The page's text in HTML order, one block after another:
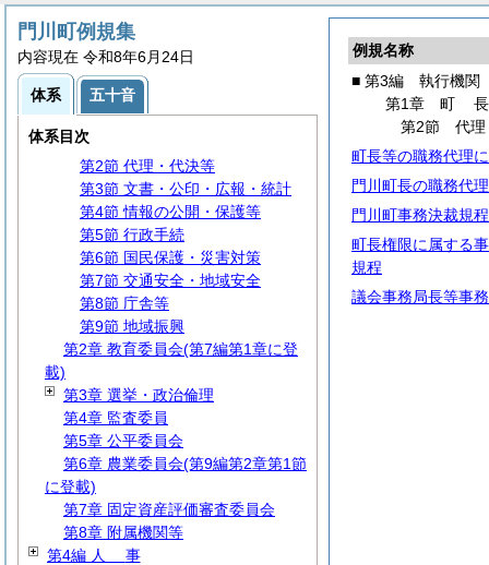
例規名称
■ 第3編 執行機関
第1章 町長
第2節 代理
町長等の職務代理
門川町長の職務代
門川町事務決裁規程
町長権限に属する
規程
議会事務局長等事
門川町例規集
内容現在 令和8年6月24日
体系 五十音
体系目次
第1編総規
第2編議会
第3編 執行機関
第1章町長
第1節 事務分掌
第2節 代理・代決等
第3節 文書・公印・広報・統計
第4節 情報の公開・保護等
第5節 行政手続
第6節 国民保護・災害対策
第7節 交通安全・地域安全
第8節 庁舎等
第9節 地域振興
第2章 教育委員会(第7編第1章に登
載)
第3章 選挙・政治倫理
第4章 監査委員
第5章 公平委員会
第6章 農業委員会(第9編第2章第1節
に登載)
第7章 固定資産評価審査委員会
第8章 附属機関等
第4編 人 事